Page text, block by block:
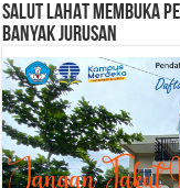
SALUT LAHAT MEMBUKA
BANYAK JURUSAN